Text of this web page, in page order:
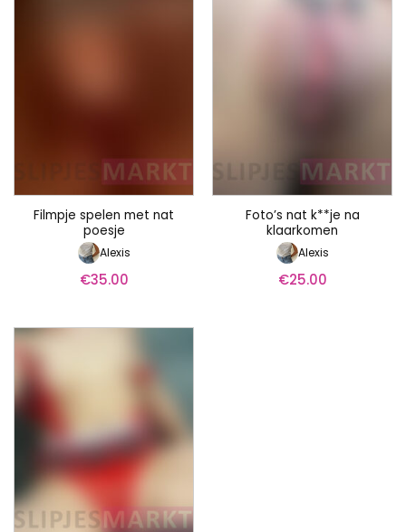
Filmpje spelen met nat
poesje
Alexis
€35.00
Foto’s nat k**je na
klaarkomen
Alexis
€25.00